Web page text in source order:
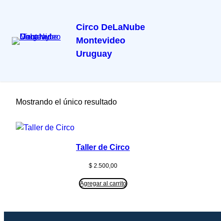
Circo DeLaNube
Montevideo
Uruguay
Inicio / Productos etiquetados “clown”
Mostrando el único resultado
Taller de Circo
$2.500,00
Agregar al carrito